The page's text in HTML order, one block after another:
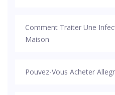
Comment Traiter Une
Maison
Pouvez-Vous Acheter